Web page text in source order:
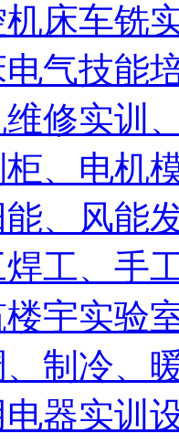
床车铣
气技能
维修实训
柜、电机
能、风能
工、手
宇实验
、制冷、
器实训